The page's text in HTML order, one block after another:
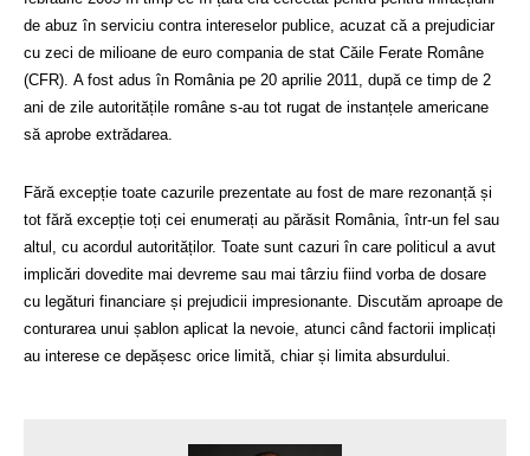
de abuz în serviciu contra intereselor publice, acuzat că a prejudiciar
cu zeci de milioane de euro compania de stat Căile Ferate Române
(CFR). A fost adus în România pe 20 aprilie 2011, după ce timp de 2
ani de zile autoritățile române s-au tot rugat de instanțele americane
să aprobe extrădarea.
Fără excepție toate cazurile prezentate au fost de mare rezonanță și
tot fără excepție toți cei enumerați au părăsit România, într-un fel sau
altul, cu acordul autorităților. Toate sunt cazuri în care politicul a avut
implicări dovedite mai devreme sau mai târziu fiind vorba de dosare
cu legături financiare și prejudicii impresionante. Discutăm aproape de
conturarea unui șablon aplicat la nevoie, atunci când factorii implicați
au interese ce depășesc orice limită, chiar și limita absurdului.